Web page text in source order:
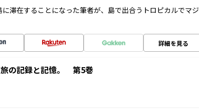
滞在することになった筆者が、島で出合うトロピカルでマジ
詳細を見る
の記録と記憶。 第5巻